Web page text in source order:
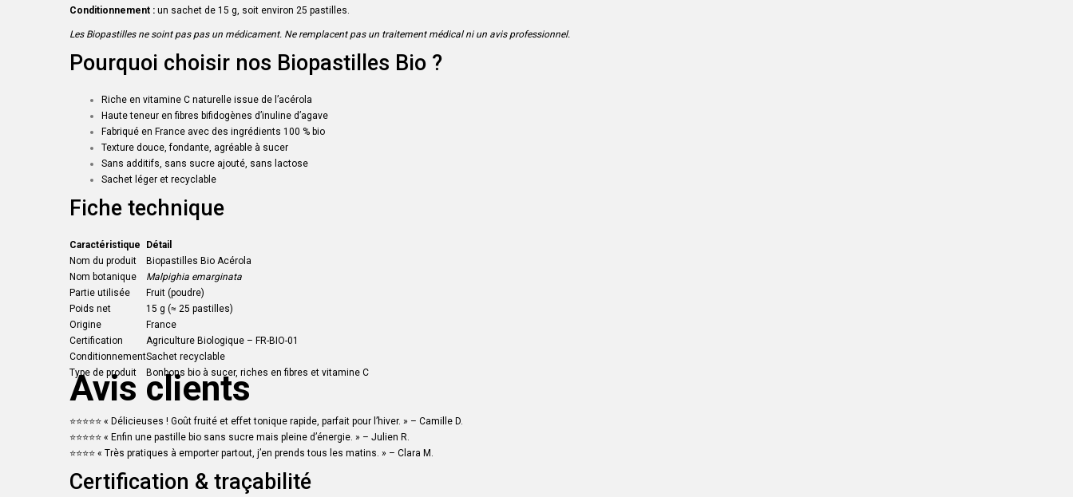
Conditionnement : un sachet de 15 g, soit environ 25 pastilles.
Les Biopastilles ne soint pas pas un médicament. Ne remplacent pas un traitement médical ni un avis professionnel.
Pourquoi choisir nos Biopastilles Bio ?
Riche en vitamine C naturelle issue de l’acérola
Haute teneur en fibres bifidogènes d’inuline d’agave
Fabriqué en France avec des ingrédients 100 % bio
Texture douce, fondante, agréable à sucer
Sans additifs, sans sucre ajouté, sans lactose
Sachet léger et recyclable
Fiche technique
Caractéristique
Détail
Nom du produit
Biopastilles Bio Acérola
Nom botanique
Malpighia emarginata
Partie utilisée
Fruit (poudre)
Poids net
15 g (≈ 25 pastilles)
Origine
France
Certification
Agriculture Biologique – FR-BIO-01
ConditionnementSachet recyclable
Type de produit
Bonbons bio à sucer, riches en fibres et vitamine C
Avis clients
⭐️⭐️⭐️⭐️⭐️ « Délicieuses ! Goût fruité et effet tonique rapide, parfait pour l’hiver. » – Camille D.
⭐️⭐️⭐️⭐️⭐️ « Enfin une pastille bio sans sucre mais pleine d’énergie. » – Julien R.
⭐️⭐️⭐️⭐️ « Très pratiques à emporter partout, j’en prends tous les matins. » – Clara M.
Certification & traçabilité